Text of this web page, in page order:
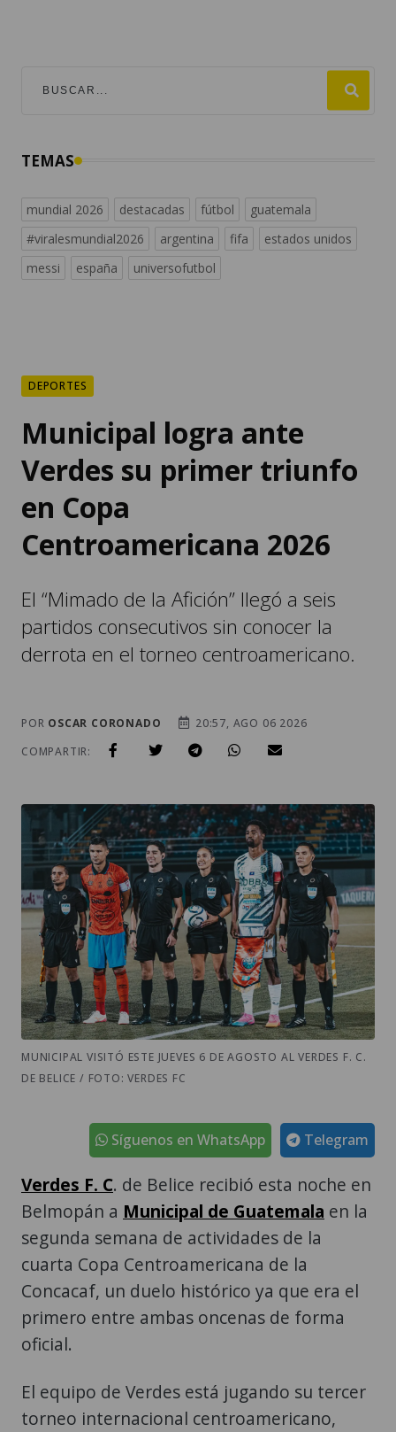
TEMAS
mundial 2026 destacadas fútbol
guatemala
#viralesmundial2026
argentina fifa
estados unidos
messi
españa universofutbol
DEPORTES
Municipal logra ante
Verdes su primer triunfo
en Copa
Centroamericana 2026
El “Mimado de la Afición” llegó a seis
partidos consecutivos sin conocer la
derrota en el torneo centroamericano.
POR OSCAR CORONADO
20:57, AGO 06 2026
COMPARTIR:
MUNICIPAL VISITÓ ESTE JUEVES 6 DE AGOSTO AL VERDES F. C.
DE BELICE / FOTO: VERDES FC
Telegram
Síguenos en WhatsApp
Verdes F. C. de Belice recibió esta noche en
Belmopán a Municipal de Guatemala en la
segunda semana de actividades de la
cuarta Copa Centroamericana de la
Concacaf, un duelo histórico ya que era el
primero entre ambas oncenas de forma
oficial.
El equipo de Verdes está jugando su tercer
torneo internacional centroamericano,